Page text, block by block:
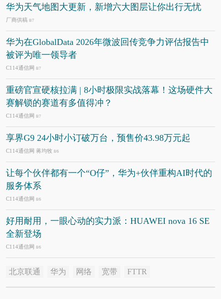
华为天气地图大更新，新增六大图层让你出行无忧
厂商供稿 8/7
华为在GlobalData 2026年微波回传竞争力评估报告中
被评为唯一领导者
C114通信网 8/7
重磅官宣硬核拉满 | 8小时极限实战落幕！这场硬件大
赛解锁的赛道有多值得冲？
C114通信网 8/7
享界G9 24小时小订破万台，预售价43.98万元起
C114通信网 蒋均牧 8/6
让每个伙伴都有一个“O仔”，华为+伙伴重构AI时代的
服务体系
C114通信网 8/6
好用耐用，一眼心动的实力派：HUAWEI nova 16 SE
全新登场
C114通信网 8/6
北京联通 华为 网络 宽带 FTTR